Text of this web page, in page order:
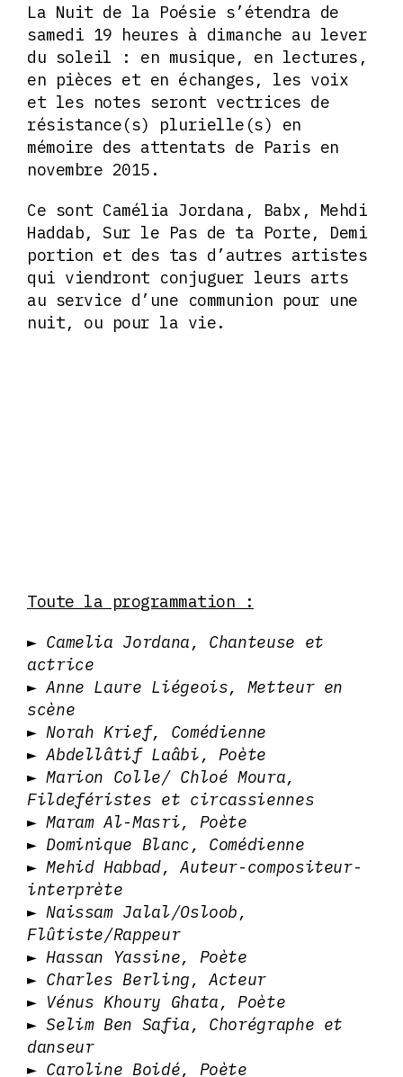
La Nuit de la Poésie s’étendra de
samedi 19 heures à dimanche au lever
du soleil : en musique, en lectures,
en pièces et en échanges, les voix
et les notes seront vectrices de
résistance(s) plurielle(s) en
mémoire des attentats de Paris en
novembre 2015.
Ce sont Camélia Jordana, Babx, Mehdi
Haddab, Sur le Pas de ta Porte, Demi
portion et des tas d’autres artistes
qui viendront conjuguer leurs arts
au service d’une communion pour une
nuit, ou pour la vie.
Toute la programmation :
► Camelia Jordana, Chanteuse et
actrice
► Anne Laure Liégeois, Metteur en
scène
► Norah Krief, Comédienne
► Abdellâtif Laâbi, Poète
► Marion Colle/ Chloé Moura,
Fildeféristes et circassiennes
► Maram Al-Masri, Poète
► Dominique Blanc, Comédienne
► Mehid Habbad, Auteur-compositeur-
interprète
► Naissam Jalal/Osloob,
Flûtiste/Rappeur
► Hassan Yassine, Poète
► Charles Berling, Acteur
► Vénus Khoury Ghata, Poète
► Selim Ben Safia, Chorégraphe et
danseur
► Caroline Boidé, Poète